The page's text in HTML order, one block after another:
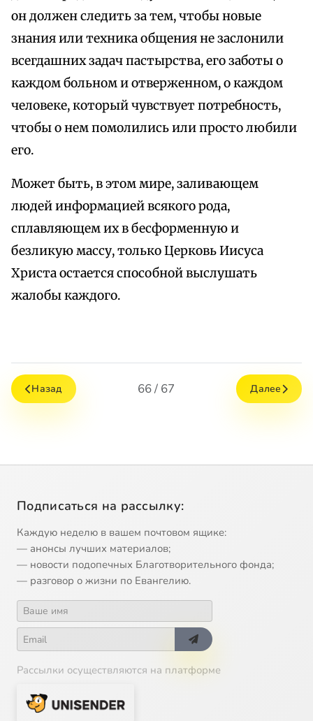
он должен следить за тем, чтобы новые
знания или техника общения не заслонили
всегдашних задач пастырства, его заботы о
каждом больном и отверженном, о каждом
человеке, который чувствует потребность,
чтобы о нем помолились или просто любили
его.
Может быть, в этом мире, заливающем
людей информацией всякого рода,
сплавляющем их в бесформенную и
безликую массу, только Церковь Иисуса
Христа остается способной выслушать
жалобы каждого.
Назад 66 / 67 Далее
Подписаться на рассылку:
Каждую неделю в вашем почтовом ящике:
— анонсы лучших материалов;
— новости подопечных Благотворительного фонда;
— разговор о жизни по Евангелию.
Рассылки осуществляются на платформе